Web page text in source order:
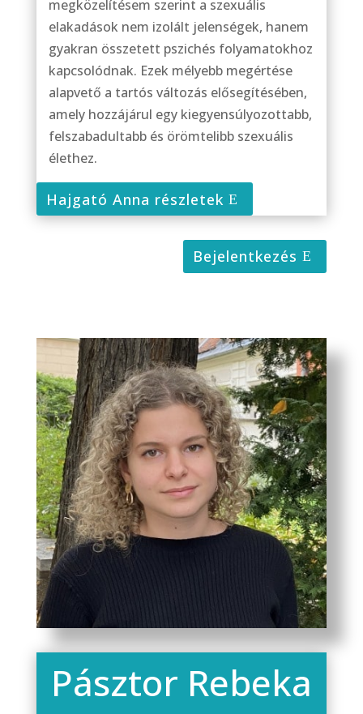
megközelítésem szerint a szexuális
elakadások nem izolált jelenségek, hanem
gyakran összetett pszichés folyamatokhoz
kapcsolódnak. Ezek mélyebb megértése
alapvető a tartós változás elősegítésében,
amely hozzájárul egy kiegyensúlyozottabb,
felszabadultabb és örömtelibb szexuális
élethez.
Hajgató Anna részletek
Bejelentkezés
Pásztor Rebeka